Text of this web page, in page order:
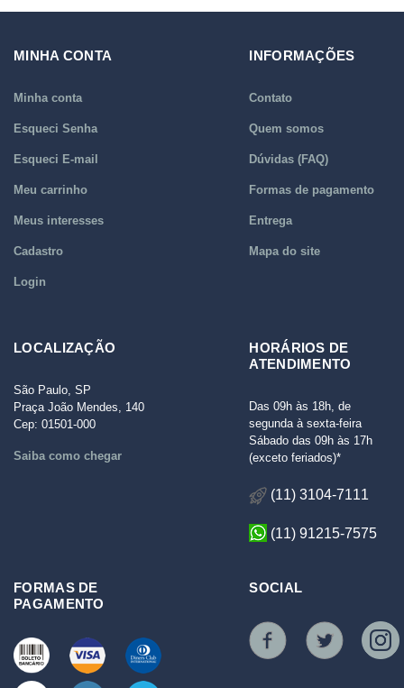
MINHA CONTA
Minha conta
Esqueci Senha
Esqueci E-mail
Meu carrinho
Meus interesses
Cadastro
Login
INFORMAÇÕES
Contato
Quem somos
Dúvidas (FAQ)
Formas de pagamento
Entrega
Mapa do site
LOCALIZAÇÃO
São Paulo, SP
Praça João Mendes, 140
Cep: 01501-000
Saiba como chegar
HORÁRIOS DE
ATENDIMENTO
Das 09h às 18h, de
segunda à sexta-feira
Sábado das 09h às 17h
(exceto feriados)*
(11) 3104-7111
(11) 91215-7575
FORMAS DE
PAGAMENTO
SOCIAL